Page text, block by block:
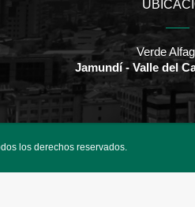
Verde
Jamundí - Valle del
los derechos reservados.